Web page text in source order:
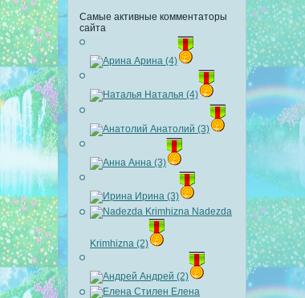
Самые активные комментаторы
сайта
Арина (4)
Наталья (4)
Анатолий (3)
Анна (3)
Ирина (3)
Nadezda
Krimhizna (2)
Андрей (2)
Елена